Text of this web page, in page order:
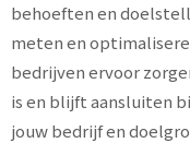
behoeften en
meten en
bedrijven ervoor
is en blijft aansluiten
jouw bedrijf en